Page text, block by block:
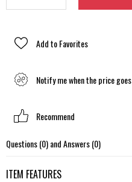
Add to Favorites
Notify me when the price
Recommend
Questions (0) and Answers (0)
ITEM FEATURES